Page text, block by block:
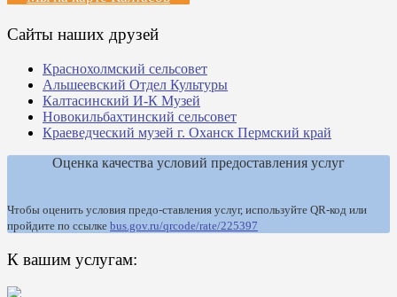
Сайты наших друзей
Краснохолмский сельсовет
Альшеевский Отдел Культуры
Калтасинский И-К Музей
Новокильбахтинский сельсовет
Краеведческий музей г. Оханск Пермский край
Оценка качества условий предоставления услуг
Чтобы оценить условия предо-ставления услуг, используйте QR-код или
пройдите по ссылке bus.gov.ru/qrcode/rate/225397
К вашим услугам: